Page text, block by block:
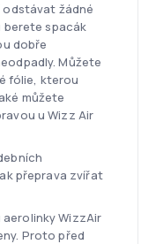
odstávat žádné
berete spacák
dobře
Můžete
fólie, kterou
můžete
u Wizz Air
přeprava zvířat
WizzAir
Proto před